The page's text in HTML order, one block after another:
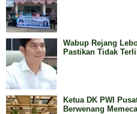
Wabup Rejang
Pastikan Tidak
Ketua DK PWI
Berwenang